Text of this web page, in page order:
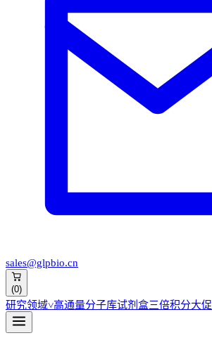
sales@glpbio.cn
(0)
研究领域˅高通量分子库试剂盒三倍积分大促